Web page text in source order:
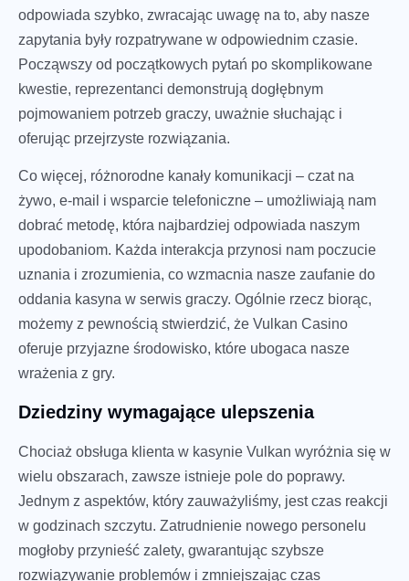
odpowiada szybko, zwracając uwagę na to, aby nasze
zapytania były rozpatrywane w odpowiednim czasie.
Począwszy od początkowych pytań po skomplikowane
kwestie, reprezentanci demonstrują dogłębnym
pojmowaniem potrzeb graczy, uważnie słuchając i
oferując przejrzyste rozwiązania.
Co więcej, różnorodne kanały komunikacji – czat na
żywo, e-mail i wsparcie telefoniczne – umożliwiają nam
dobrać metodę, która najbardziej odpowiada naszym
upodobaniom. Każda interakcja przynosi nam poczucie
uznania i zrozumienia, co wzmacnia nasze zaufanie do
oddania kasyna w serwis graczy. Ogólnie rzecz biorąc,
możemy z pewnością stwierdzić, że Vulkan Casino
oferuje przyjazne środowisko, które ubogaca nasze
wrażenia z gry.
Dziedziny wymagające ulepszenia
Chociaż obsługa klienta w kasynie Vulkan wyróżnia się w
wielu obszarach, zawsze istnieje pole do poprawy.
Jednym z aspektów, który zauważyliśmy, jest czas reakcji
w godzinach szczytu. Zatrudnienie nowego personelu
mogłoby przynieść zalety, gwarantując szybsze
rozwiązywanie problemów i zmniejszając czas